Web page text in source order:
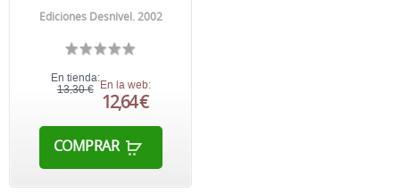
Ediciones Desnivel. 2002
En tienda:
13,30 € En la web:
12,64 €
COMPRAR